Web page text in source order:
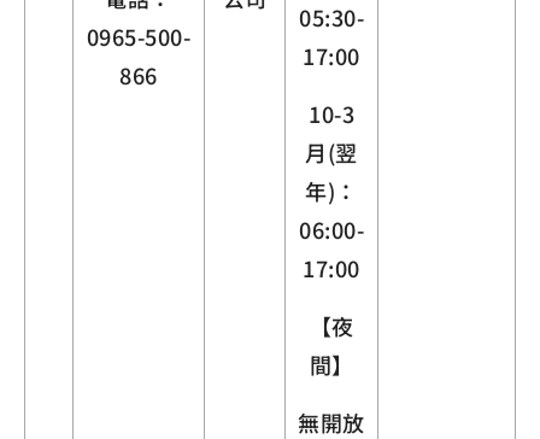
0965-500-
866
05:30-
17:00
10-3
月(翌
年)：
06:00-
17:00
【夜
間】
無開放